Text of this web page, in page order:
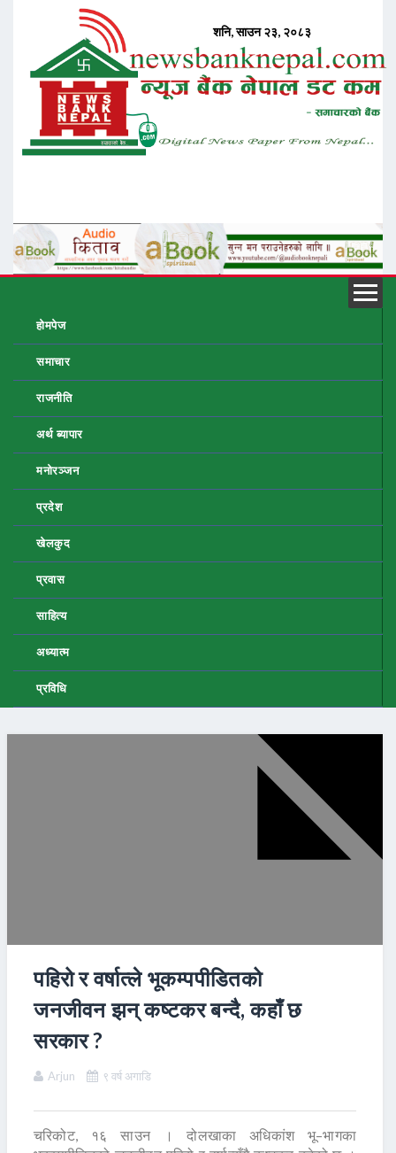
होमपेज
समाचार
राजनीति
अर्थ ब्यापार
मनोरञ्जन
प्रदेश
खेलकुद
प्रवास
साहित्य
अध्यात्म
प्रविधि
पहिरो र वर्षात्ले भूकम्पपीडितको
जनजीवन झन् कष्टकर बन्दै, कहाँ छ
सरकार ?
Arjun ९ वर्ष अगाडि
चरिकोट, १६ साउन । दोलखाका अधिकांश भू–भागका